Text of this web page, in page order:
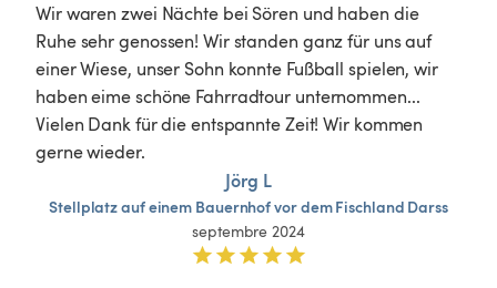
Wir waren zwei Nächte bei Sören und haben die
Ruhe sehr genossen! Wir standen ganz für uns auf
einer Wiese, unser Sohn konnte Fußball spielen, wir
haben eime schöne Fahrradtour unternommen...
Vielen Dank für die entspannte Zeit! Wir kommen
gerne wieder.
Jörg L
Stellplatzaufeinem BauernhofvordemFischland Darss
septembre 2024